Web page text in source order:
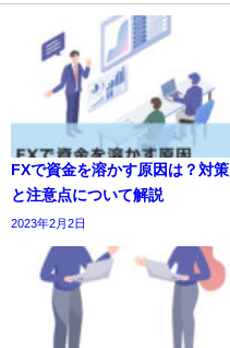
FXで資金を溶かす原因は？対策
と注意点について解説
2023年2月2日